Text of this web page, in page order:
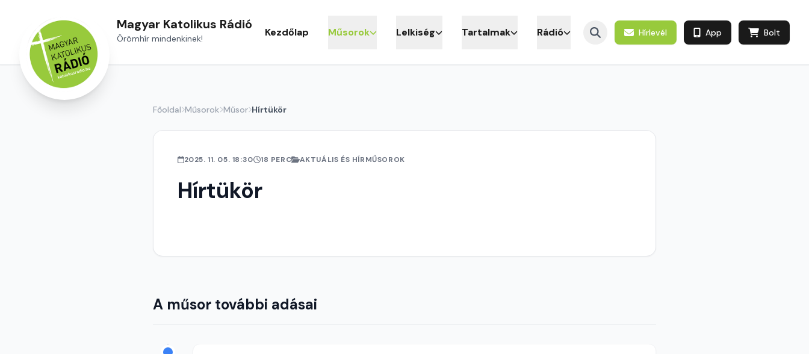
Magyar Katolikus Rádió
Örömhír mindenkinek! Kezdőlap Műsorok Lelkiség Tartalmak Rádió Hírlevél App Bolt
Főoldal Műsorok Műsor Hírtükör
2025. 11. 05. 18:30 18 PERC AKTUÁLIS ÉS HÍRMŰSOROK
Hírtükör
A műsor további adásai